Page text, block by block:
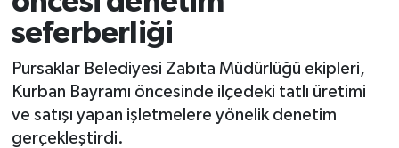
seferberliği
Pursaklar Belediyesi Zabıta Müdürlüğü ekipleri,
Kurban Bayramı öncesinde ilçedeki tatlı üretimi
ve satışı yapan işletmelere yönelik denetim
gerçekleştirdi.
Ekonomi
Sağlık
Tokat Haber